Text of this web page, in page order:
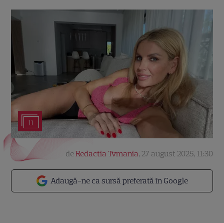
11
Adaugă-ne ca sursă preferată în Google
deRedactia Tvmania, 27 august 2025, 11:30